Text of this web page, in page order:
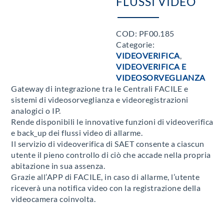
COD: PF00.185
Categorie:
VIDEOVERIFICA,
VIDEOVERIFICA E
VIDEOSORVEGLIANZA
Gateway di integrazione tra le Centrali FACILE e
sistemi di videosorveglianza e videoregistrazioni
analogici o IP.
Rende disponibili le innovative funzioni di videoverifica
e back_up dei flussi video di allarme.
Il servizio di videoverifica di SAET consente a ciascun
utente il pieno controllo di ciò che accade nella propria
abitazione in sua assenza.
Grazie all’APP di FACILE, in caso di allarme, l’utente
riceverà una notifica video con la registrazione della
videocamera coinvolta.